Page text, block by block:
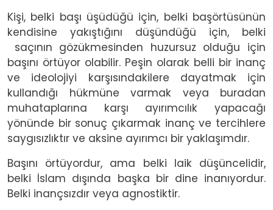
Kişi, belki başı üşüdüğü için, belki başörtüsünün
kendisine yakıştığını düşündüğü için, belki
saçının gözükmesinden huzursuz olduğu için
başını örtüyor olabilir. Peşin olarak belli bir inanç
ve ideolojiyi karşısındakilere dayatmak için
kullandığı hükmüne varmak veya buradan
muhataplarına karşı ayırımcılık yapacağı
yönünde bir sonuç çıkarmak inanç ve tercihlere
saygısızlıktır ve aksine ayırımcı bir yaklaşımdır.
Başını örtüyordur, ama belki laik düşüncelidir,
belki İslam dışında başka bir dine inanıyordur.
Belki inançsızdır veya agnostiktir.